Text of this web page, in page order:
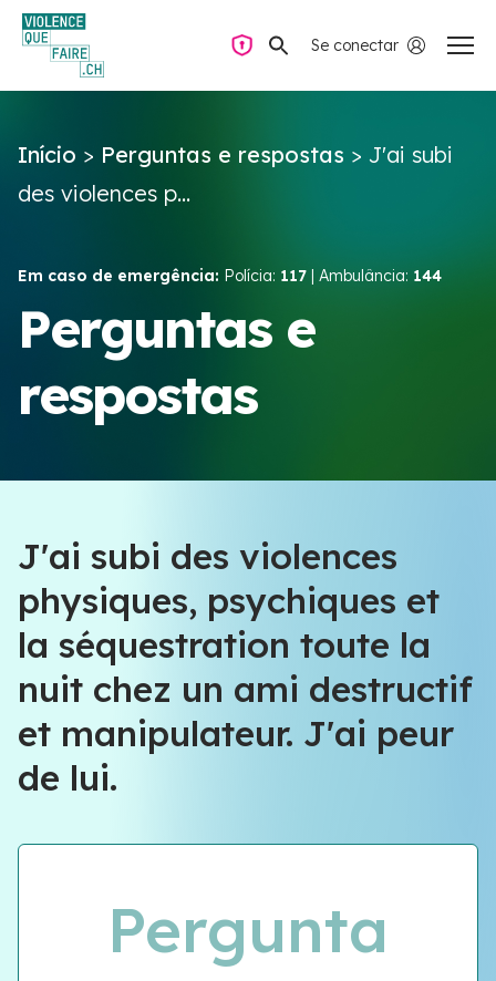
Se conectar
Perguntas e respostas
Violência no casal
Recursos e campanhas
Équipe VIOLENCE QUE FAIRE
Meet our team
Navegação privada
Início > Perguntas e respostas > J'ai subi
des violences p...
Em caso de emergência: Polícia: 117 | Ambulância: 144
Perguntas e
respostas
J'ai subi des violences
physiques, psychiques et
la séquestration toute la
nuit chez un ami destructif
et manipulateur. J'ai peur
de lui.
Pergunta